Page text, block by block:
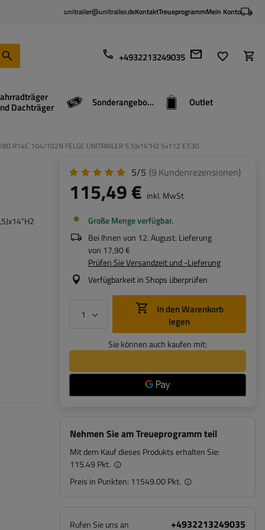
unitrailer@unitrailer.deKontaktTreueprogrammMein Konto
+4932213249035
Dachträger Sonderangebote Outlet
R14C 104/102N FELGE UNITRAILER 5.5Jx14"H2 5x112 ET:30
5/5 (9 Kundenrezensionen)
115,49 € inkl. MwSt
Große Menge verfügbar
Bei Ihnen von 12. August. Lieferung
von 17,90 €
Prüfen Sie Versandzeit und -Lieferung
Verfügbarkeit in Shops überprüfen
legen
Sie können auch kaufen mit:
Nehmen Sie am Treueprogramm teil
Mit dem Kauf dieses Produkts erhalten Sie:
115.49 Pkt.
Preis in Punkten: 11549.00 Pkt.
Rufen Sie uns an +4932213249035